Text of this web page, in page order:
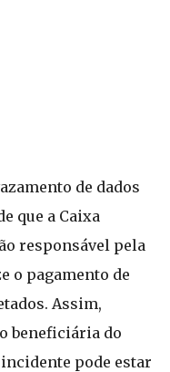
de dados
que a Caixa
responsável pela
o pagamento de
Assim,
beneficiária do
pode estar